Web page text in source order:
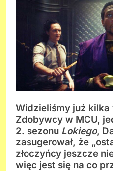
Widzieliśmy już kilka
Zdobywcy w MCU,
2. sezonu Lokiego,
zasugerował, że
złoczyńcy jeszcze
więc jest się na co